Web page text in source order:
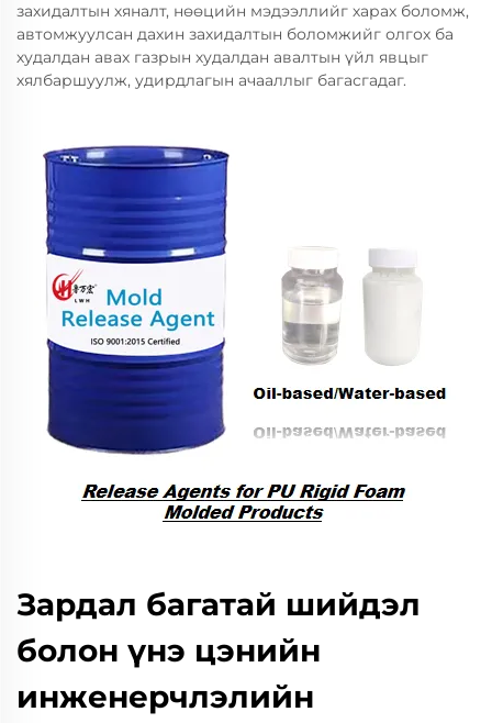
захидалтын хяналт, нөөцийн мэдээллийг харах боломж,
автомжуулсан дахин захидалтын боломжийг олгох ба
худалдан авах газрын худалдан авалтын үйл явцыг
хялбаршуулж, удирдлагын ачааллыг багасгадаг.
Зардал багатай шийдэл
болон үнэ цэнийн
инженерчлэлийн